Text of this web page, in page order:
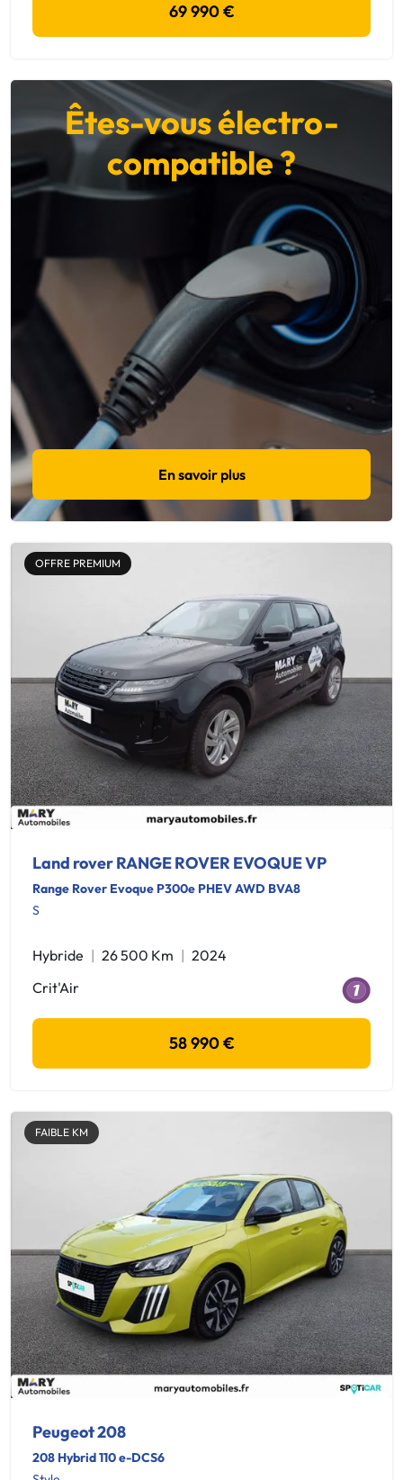
69 990 €
Êtes-vous électro-
compatible ?
En savoir plus
OFFRE PREMIUM
Land rover RANGE ROVER EVOQUE VP
Range Rover Evoque P300e PHEV AWD BVA8
S
Hybride 26 500 Km
2024
Crit'Air
58 990 €
FAIBLE KM
Peugeot 208
208 Hybrid 110 e-DCS6